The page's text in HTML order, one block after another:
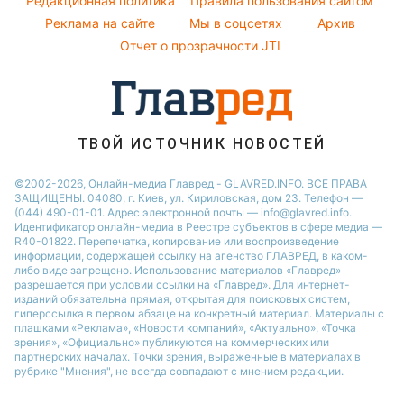
Ани Лорак
Кейт Миддлтон
Реклама на сайте
Мы в соцсетях
Архив
Отчет о прозрачности JTI
ТВОЙ ИСТОЧНИК НОВОСТЕЙ
©2002-2026, Онлайн-медиа Главред - GLAVRED.INFO. ВСЕ ПРАВА
ЗАЩИЩЕНЫ. 04080, г. Киев, ул. Кириловская, дом 23. Телефон —
(044) 490-01-01. Адрес электронной почты — info@glavred.info.
Идентификатор онлайн-медиа в Реестре cубъектов в сфере медиа —
R40-01822. Перепечатка, копирование или воспроизведение
информации, содержащей ссылку на агенство ГЛАВРЕД, в каком-
либо виде запрещено. Использование материалов «Главред»
разрешается при условии ссылки на «Главред». Для интернет-
изданий обязательна прямая, открытая для поисковых систем,
гиперссылка в первом абзаце на конкретный материал. Материалы с
плашками «Реклама», «Новости компаний», «Актуально», «Точка
зрения», «Официально» публикуются на коммерческих или
партнерских началах. Точки зрения, выраженные в материалах в
рубрике "Мнения", не всегда совпадают с мнением редакции.